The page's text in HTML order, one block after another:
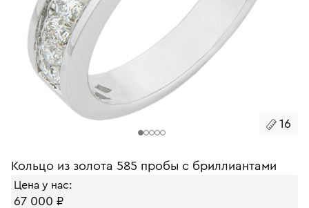
16
Кольцо из золота 585 пробы с бриллиантами
Цена у нас:
67 000 ₽